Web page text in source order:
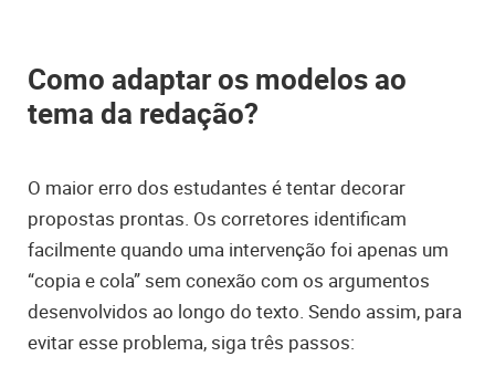
Como adaptar os modelos ao
tema da redação?
O maior erro dos estudantes é tentar decorar
propostas prontas. Os corretores identificam
facilmente quando uma intervenção foi apenas um
“copia e cola” sem conexão com os argumentos
desenvolvidos ao longo do texto. Sendo assim, para
evitar esse problema, siga três passos: